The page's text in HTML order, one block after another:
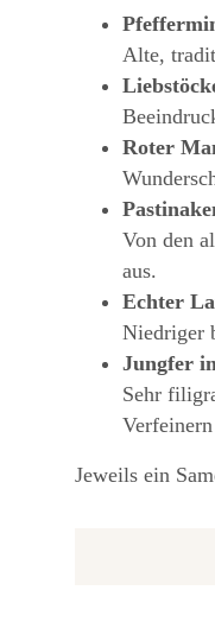
Alte,
Roter
Von den
aus.
Echter
Niedriger
Jungfer
Sehr
Jeweils ein